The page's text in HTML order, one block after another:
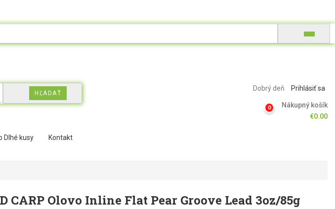
HĽADAŤ
Dobrý deň Prihlásiť sa
0
Nákupný košík
€0.00
Dlhé kusy Kontakt
CARP Olovo Inline Flat Pear Groove Lead 3oz/85g